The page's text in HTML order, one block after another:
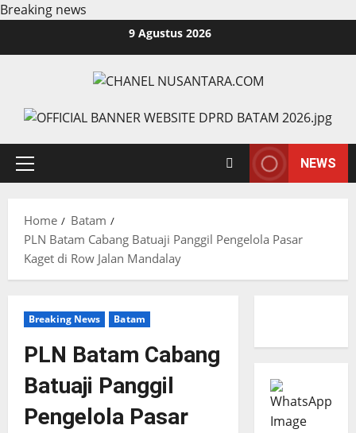
Breaking news
9 Agustus 2026
Primary
NEWS
Home
Batam
PLN Batam Cabang Batuaji Panggil Pengelola Pasar
Kaget di Row Jalan Mandalay
Breaking News Batam
PLN Batam Cabang
Batuaji Panggil
Pengelola Pasar